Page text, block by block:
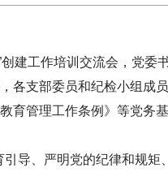
工作培训交流会，党委
支部委员和纪检小组成
管理工作条例》等党务
、严明党的纪律和规矩